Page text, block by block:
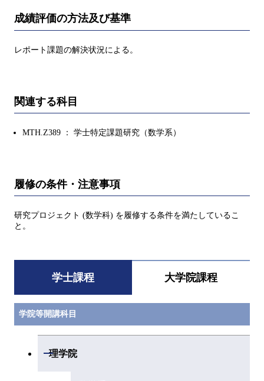
成績評価の方法及び基準
レポート課題の解決状況による。
関連する科目
MTH.Z389 ： 学士特定課題研究（数学系）
履修の条件・注意事項
研究プロジェクト (数学科) を履修する条件を満たしているこ
と。
学士課程 大学院課程
学院等開講科目
理学院
開閉